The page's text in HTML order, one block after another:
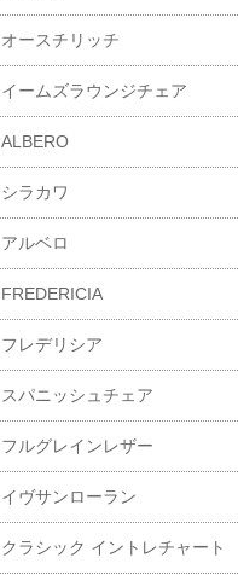
オースチリッチ
イームズラウンジチェア
ALBERO
シラカワ
アルベロ
FREDERICIA
フレデリシア
スパニッシュチェア
フルグレインレザー
イヴサンローラン
クラシック イントレチャート